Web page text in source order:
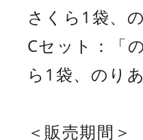
さくら1袋、
Cセット：「
ら1袋、のり
＜販売期間＞